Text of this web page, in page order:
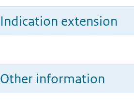
Indication extension
Other information